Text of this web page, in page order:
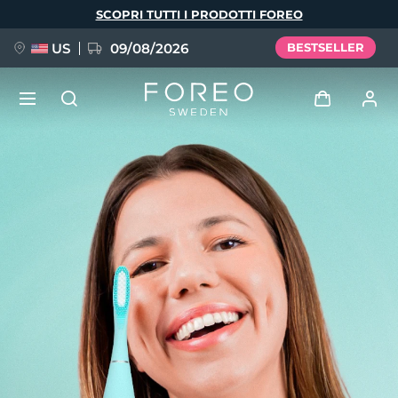
SCOPRI TUTTI I PRODOTTI FOREO
US 09/08/2026 BESTSELLER
Profilo utente
I miei dispositivi
I miei ordini
I miei indirizzi
I miei abbonamenti
FAQ™ Pure Beauty-Tech Elixir
BREAKING NEWS
issa™ Teeth Whitening Set
Deutsch
Español
Français
Italiano
Português
Svenska
Русский
简体中文 繁體中文